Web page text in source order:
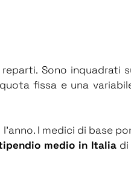
Sono inquadrati
fissa e una
I medici di base
medio in Italiadi